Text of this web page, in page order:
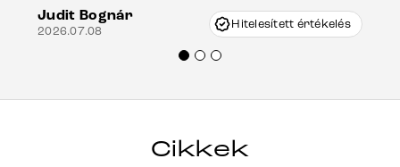
nagyon korrekten jártak el az ügyemben.
Mindenkinek ajánlani tudom a Delife
Judit Bognár
2026.07.08 Hitelesített értékelés
Cikkek